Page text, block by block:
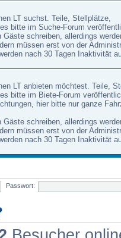
LT suchst. Teile, Stellplätze,
bitte im Suche-Forum
schreiben, allerdings
müssen erst von der
nach 30 Tagen Inaktivität
LT anbieten möchtest. Teile,
bitte im Biete-Forum
hier bitte nur ganze
schreiben, allerdings
müssen erst von der
nach 30 Tagen Inaktivität
Passwort: